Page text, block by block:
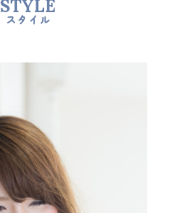
STYLE
スタイル